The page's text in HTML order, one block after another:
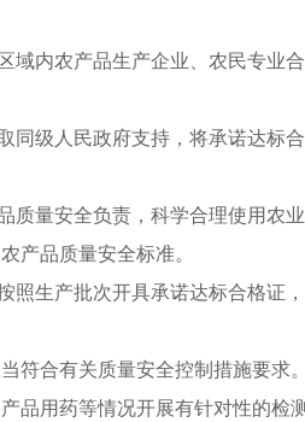
域内农产品生产企业、农民专业
级人民政府支持，将承诺达标
量安全负责，科学合理使用农
产品质量安全标准。
照生产批次开具承诺达标合格证
符合有关质量安全控制措施要求。
品用药等情况开展有针对性的检测